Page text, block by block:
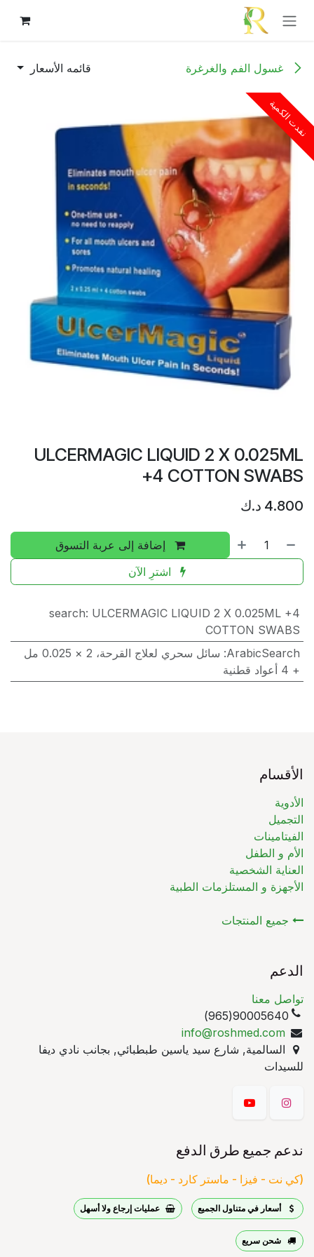
تخطي للذهاب إلى المحتوى
غسول الفم والغرغرة قائمه الأسعار
نفدت الكمية
ULCERMAGIC LIQUID 2 X 0.025ML
+4 COTTON SWABS
4.800 د.ك
إضافة إلى عربة التسوق
اشترِ الآن
search: ULCERMAGIC LIQUID 2 X 0.025ML +4
COTTON SWABS
ArabicSearch
:
سائل سحري لعلاج القرحة، 2 × 0.025 مل
+ 4 أعواد قطنية
الأقسام
الأدوية
التجميل
الفيتامينات
الأم و الطفل
العناية الشخصية
الأجهزة و المستلزمات الطبية
جميع المنتجات
الدعم
تواصل معنا
90005640(965)
info@roshmed.com
السالمية, شارع سيد ياسين طبطبائي, بجانب نادي ديفا
للسيدات
ندعم جميع طرق الدفع
(كي نت - فيزا - ماستر كارد - ديما)
أسعار في متناول الجميع عمليات إرجاع ولا أسهل
شحن سريع